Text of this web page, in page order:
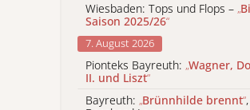
Wiesbaden: Tops und Flops – „
Saison 2025/26“
7. August 2026
Pionteks Bayreuth: „Wagner,
II. und Liszt“
Bayreuth: „Brünnhilde brennt“,